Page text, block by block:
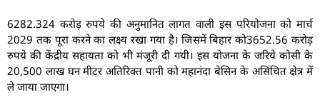
6282.324 करोड़ रुपये की अनुमानित लागत वाली इस परियोजना को मार्च
2029 तक पूरा करने का लक्ष्य रखा गया है। जिसमें बिहार को3652.56 करोड़
रुपये की केंद्रीय सहायता को भी मंजूरी दी गयी। इस योजना के जरिये कोसी के
20,500 लाख घन मीटर अतिरिक्त पानी को महानंदा बेसिन के असिंचित क्षेत्र में
ले जाया जाएगा।